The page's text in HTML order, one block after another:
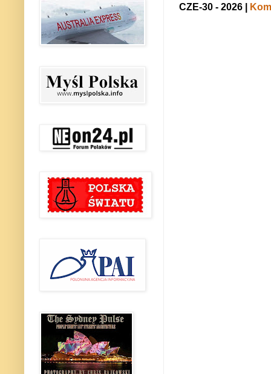
CZE-30 - 2026 |